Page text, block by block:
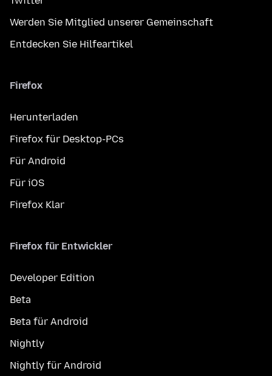
Werden Sie Mitglied unserer Gemeinschaft
Entdecken Sie Hilfeartikel
Firefox
Herunterladen
Firefox für Desktop-PCs
Für Android
Für iOS
Firefox Klar
Firefox für Entwickler
Developer Edition
Beta
Beta für Android
Nightly
Nightly für Android